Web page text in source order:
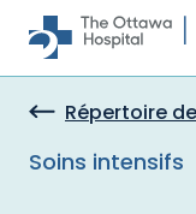
Skip to main
Répertoire
Soins intensifs